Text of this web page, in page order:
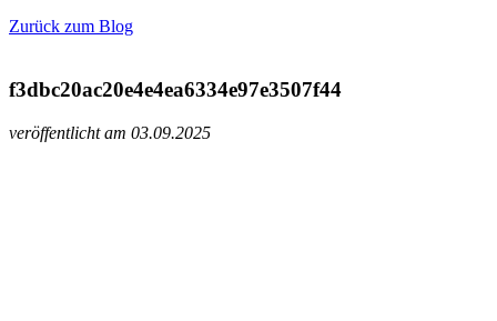
Zurück zum Blog
f3dbc20ac20e4e4ea6334e97e3507f44
veröffentlicht am 03.09.2025